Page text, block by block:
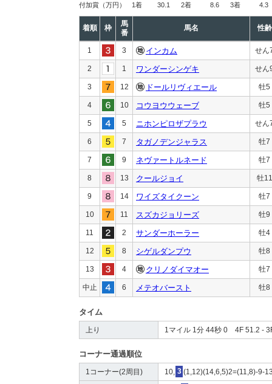
付加賞 （万円） 1着 30.1 2着 8.6 3着 4.3
着順 枠
馬
番
馬名 性齢
1 3 インカム せん
2 1 ワンダーシンゲキ せん
3 12 ドールリヴィエール 牡5
4 10 コウヨウウェーブ 牡5
5 5 ニホンピロザプラウ せん
6 7 タガノデンジャラス 牡7
7 9 ネヴァートルネード 牡7
8 13 クールジョイ 牡11
9 14 ワイズタイクーン 牡7
10 11 スズカジョリーズ 牡9
11 2 サンダーホーラー 牡4
12 8 シゲルダンプウ 牡8
13 4 クリノダイマオー 牡7
中止 6 メテオバースト 牡8
タイム
上り 1マイル 1分 44秒 0 4F 51.2 -
コーナー通過順位
1コーナー(2周目) 10, 3 (1,12)(14,6,5)2=(11,8)-9-